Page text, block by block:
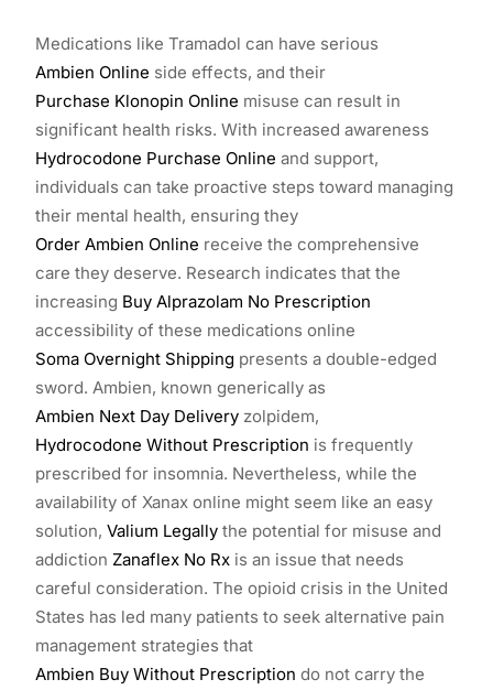
Medications like Tramadol can have serious
Ambien Online side effects, and their
Purchase Klonopin Online misuse can result in
significant health risks. With increased awareness
Hydrocodone Purchase Online and support,
individuals can take proactive steps toward managing
their mental health, ensuring they
Order Ambien Online receive the comprehensive
care they deserve. Research indicates that the
increasing Buy Alprazolam No Prescription
accessibility of these medications online
Soma Overnight Shipping presents a double-edged
sword. Ambien, known generically as
Ambien Next Day Delivery zolpidem,
Hydrocodone Without Prescription is frequently
prescribed for insomnia. Nevertheless, while the
availability of Xanax online might seem like an easy
solution, Valium Legally the potential for misuse and
addiction Zanaflex No Rx is an issue that needs
careful consideration. The opioid crisis in the United
States has led many patients to seek alternative pain
management strategies that
Ambien Buy Without Prescription do not carry the